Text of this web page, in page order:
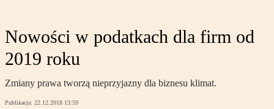
Nowości w podatkach dla firm od
2019 roku
Zmiany prawa tworzą nieprzyjazny dla biznesu klimat.
Publikacja: 22.12.2018 13:59